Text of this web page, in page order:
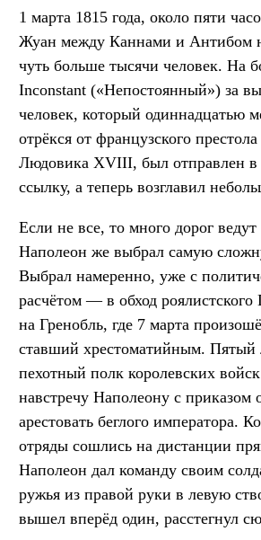
1 марта 1815 года, около пяти
Жуан между Каннами и Антибом
чуть больше тысячи человек. На
Inconstant («Непостоянный») за
человек, который одиннадцатью
отрёкся от французского
Людовика XVIII, был отправлен в
ссылку, а теперь возглавил
Если не все, то много дорог
Наполеон же выбрал самую
Выбрал намеренно, уже с
расчётом — в обход роялистского
на Гренобль, где 7 марта
ставший хрестоматийным.
пехотный полк королевских
навстречу Наполеону с приказом
арестовать беглого императора.
отряды сошлись на дистанции
Наполеон дал команду своим
ружья из правой руки в левую
вышел вперёд один, расстегнул